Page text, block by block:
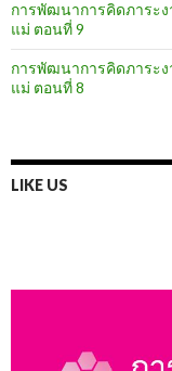
การพัฒนาการคิดภาระ
แม่ ตอนที่ 9
การพัฒนาการคิดภาระ
แม่ ตอนที่ 8
LIKE US